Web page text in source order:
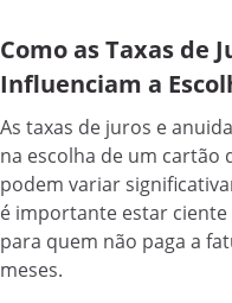
Como as Taxas de
Influenciam a
As taxas de juros e
na escolha de um cartão
podem variar
é importante estar ciente
para quem não paga a
meses.